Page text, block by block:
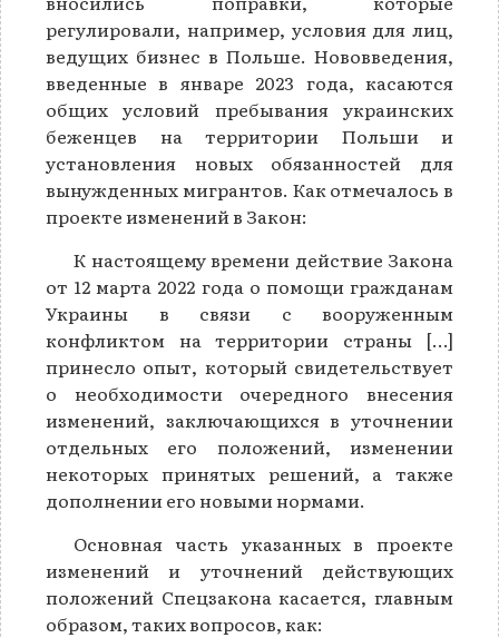
регулировали, например, условия для лиц,
ведущих бизнес в Польше. Нововведения,
введенные в январе 2023 года, касаются
общих условий пребывания украинских
беженцев на территории Польши и
установления новых обязанностей для
вынужденных мигрантов. Как отмечалось в
проекте изменений в Закон:
К настоящему времени действие Закона
от 12 марта 2022 года о помощи гражданам
Украины в связи с вооруженным
конфликтом на территории страны […]
принесло опыт, который свидетельствует
о необходимости очередного внесения
изменений, заключающихся в уточнении
отдельных его положений, изменении
некоторых принятых решений, а также
дополнении его новыми нормами.
Основная часть указанных в проекте
изменений и уточнений действующих
положений Спецзакона касается, главным
образом, таких вопросов, как: